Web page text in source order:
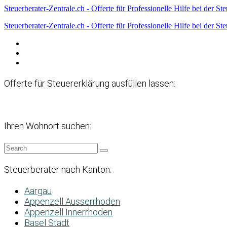
Steuerberater-Zentrale.ch - Offerte für Professionelle Hilfe bei der
Steuerberater-Zentrale.ch - Offerte für Professionelle Hilfe bei der
Offerte für Steuererklärung ausfüllen lassen:
Ihren Wohnort suchen:
Steuerberater nach Kanton:
Aargau
Appenzell Ausserrhoden
Appenzell Innerrhoden
Basel Stadt